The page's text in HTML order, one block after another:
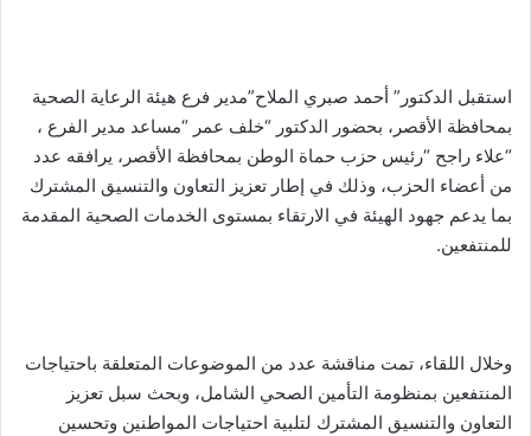
استقبل الدكتور” أحمد صبري الملاح”مدير فرع هيئة الرعاية الصحية
بمحافظة الأقصر، بحضور الدكتور “خلف عمر “مساعد مدير الفرع ،
“علاء راجح “رئيس حزب حماة الوطن بمحافظة الأقصر، يرافقه عدد
من أعضاء الحزب، وذلك في إطار تعزيز التعاون والتنسيق المشترك
بما يدعم جهود الهيئة في الارتقاء بمستوى الخدمات الصحية المقدمة
للمنتفعين.
وخلال اللقاء، تمت مناقشة عدد من الموضوعات المتعلقة باحتياجات
المنتفعين بمنظومة التأمين الصحي الشامل، وبحث سبل تعزيز
التعاون والتنسيق المشترك لتلبية احتياجات المواطنين وتحسين